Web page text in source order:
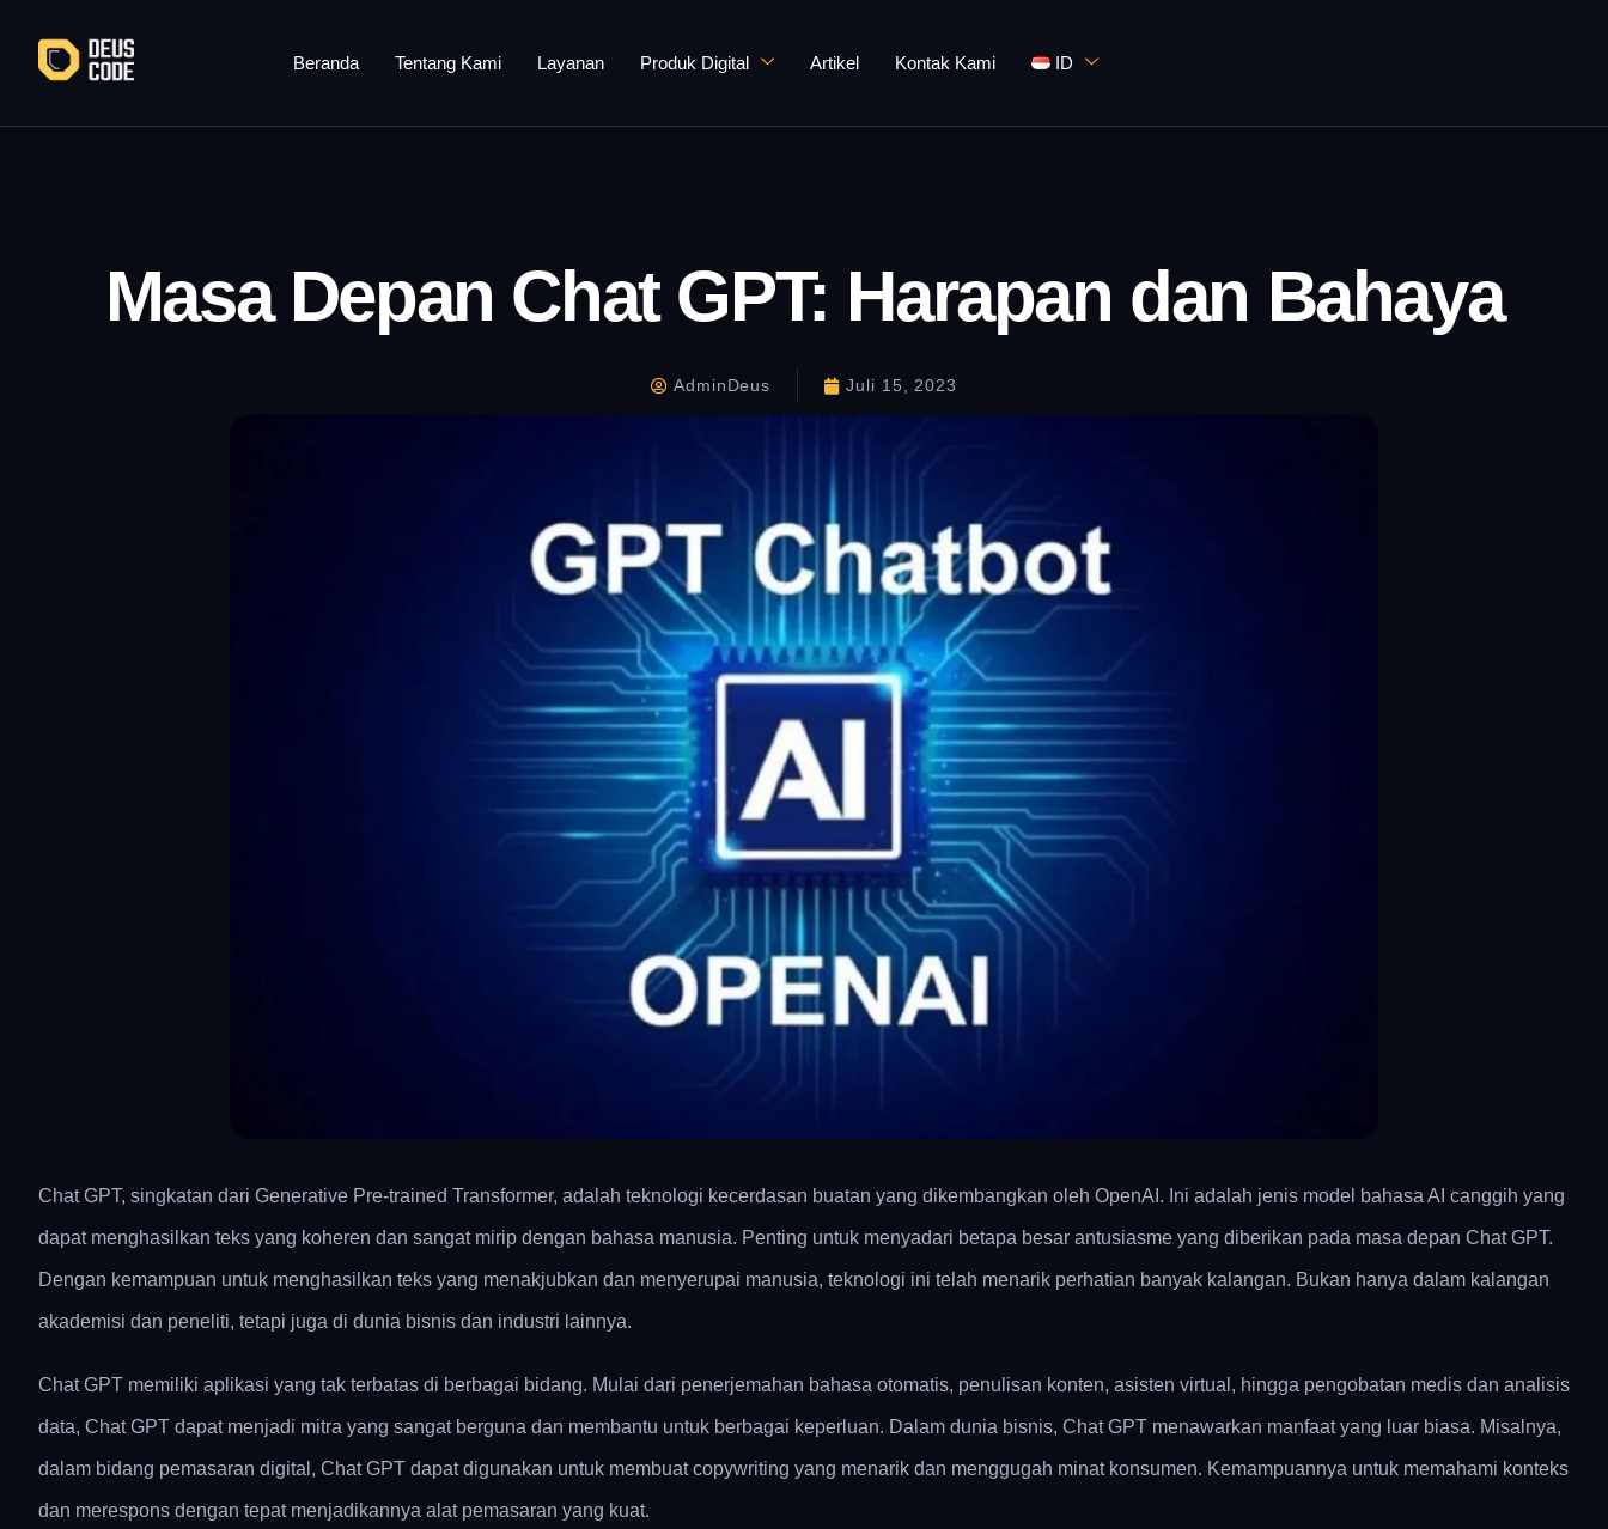
konten
Beranda Tentang Kami Layanan Produk Digital Artikel Kontak Kami ID
Masa Depan Chat GPT: Harapan dan Bahaya
AdminDeus Juli 15, 2023
Chat GPT, singkatan dari Generative Pre-trained Transformer, adalah teknologi kecerdasan buatan yang dikembangkan oleh OpenAI. Ini adalah jenis model bahasa AI canggih yang
dapat menghasilkan teks yang koheren dan sangat mirip dengan bahasa manusia. Penting untuk menyadari betapa besar antusiasme yang diberikan pada masa depan Chat GPT.
Dengan kemampuan untuk menghasilkan teks yang menakjubkan dan menyerupai manusia, teknologi ini telah menarik perhatian banyak kalangan. Bukan hanya dalam kalangan
akademisi dan peneliti, tetapi juga di dunia bisnis dan industri lainnya.
Chat GPT memiliki aplikasi yang tak terbatas di berbagai bidang. Mulai dari penerjemahan bahasa otomatis, penulisan konten, asisten virtual, hingga pengobatan medis dan analisis
data, Chat GPT dapat menjadi mitra yang sangat berguna dan membantu untuk berbagai keperluan. Dalam dunia bisnis, Chat GPT menawarkan manfaat yang luar biasa. Misalnya,
dalam bidang pemasaran digital, Chat GPT dapat digunakan untuk membuat copywriting yang menarik dan menggugah minat konsumen. Kemampuannya untuk memahami konteks
dan merespons dengan tepat menjadikannya alat pemasaran yang kuat.